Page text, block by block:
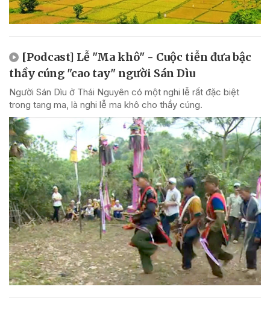
[Podcast] Lễ "Ma khô" - Cuộc tiễn đưa bậc
thầy cúng "cao tay" người Sán Dìu
Người Sán Dìu ở Thái Nguyên có một nghi lễ rất đặc biệt
trong tang ma, là nghi lễ ma khô cho thầy cúng.